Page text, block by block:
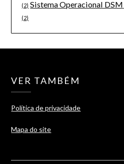
(2) Sistema Operacional DSM
(2)
VER TAMBÉM
Política de privacidade
Mapa do site